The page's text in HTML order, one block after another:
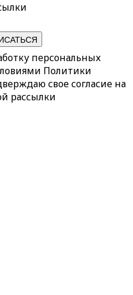
персональных
Политики
свое согласие на
рассылки